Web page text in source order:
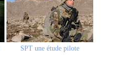
SPT une étude pilote